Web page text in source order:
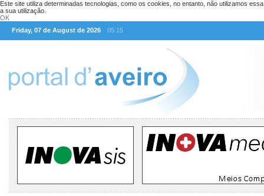
Este site utiliza determinadas tecnologias, como os cookies, no entanto, não utilizamos
a sua utilização.
OK
Friday, 07 de August de 2026
05:15